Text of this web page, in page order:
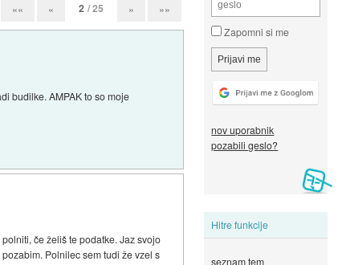
Zapomni si me
nov uporabnik
pozabili geslo?
Hitre funkcije
seznam tem
«« « 2 / 25 » »»
budilke. AMPAK to so moje
če želiš te podatke. Jaz svojo
Polnilec sem tudi že vzel s